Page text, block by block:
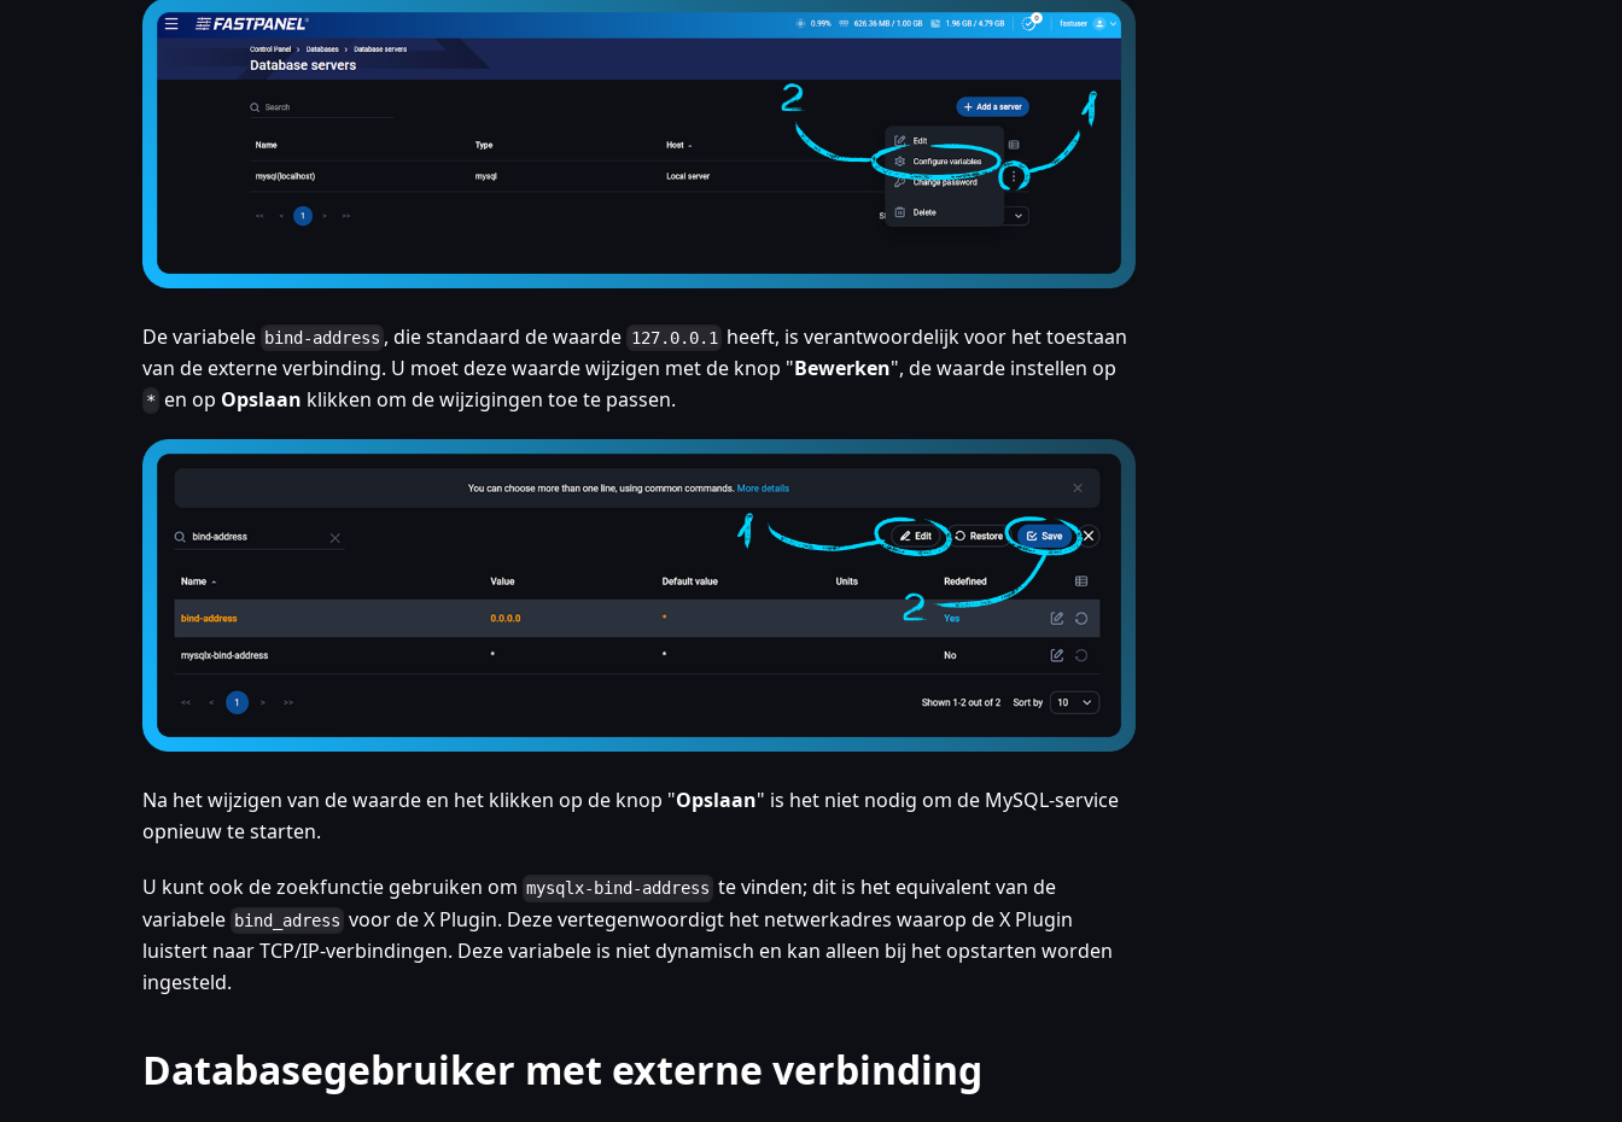
De variabele bind-address , die standaard de waarde 127.0.0.1
heeft, is verantwoordelijk voor het toestaan
van de externe verbinding. U moet deze waarde wijzigen met de knop "Bewerken", de waarde instellen op
* en op Opslaan klikken om de wijzigingen toe te passen.
Na het wijzigen van de waarde en het klikken op de knop "Opslaan" is het niet nodig om de MySQL-service
opnieuw te starten.
U kunt ook de zoekfunctie gebruiken om mysqlx-bind-address te vinden; dit is het equivalent van de
variabele bind_adress voor de X Plugin. Deze vertegenwoordigt het netwerkadres waarop de X Plugin
luistert naar TCP/IP-verbindingen. Deze variabele is niet dynamisch en kan alleen bij het opstarten worden
ingesteld.
Databasegebruiker met externe verbinding